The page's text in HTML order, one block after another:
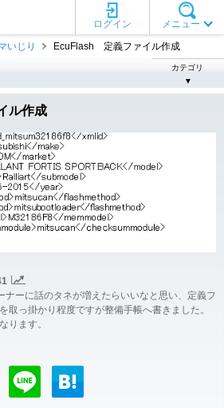
メニュー
ログイン
いじり EcuFlash 定義ファイル作成
カテゴリ
▼
ル作成
ナーに話のタネが増えたらいいなと思い、定義フ
取っ掛かり程度ですが整備手帳へ書きました。
ります。